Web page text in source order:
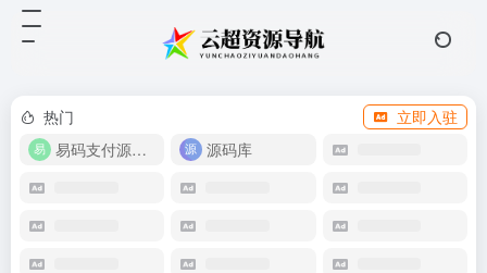
热门
立即入驻
易码支付源码下载
源码库